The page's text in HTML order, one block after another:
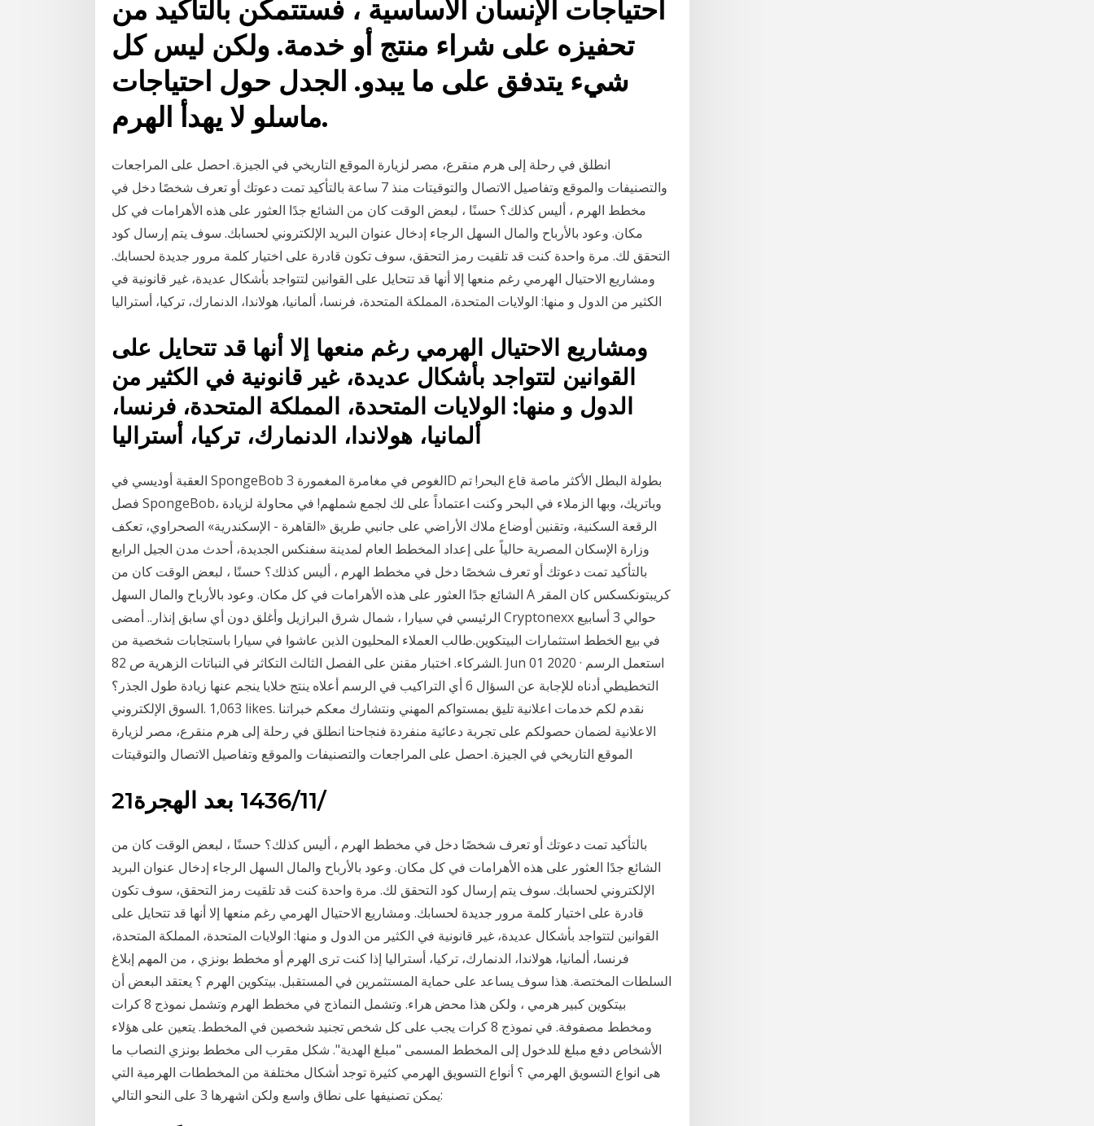
احتياجات الإنسان الأساسية ، فستتمكن بالتأكيد من
تحفيزه على شراء منتج أو خدمة. ولكن ليس كل
شيء يتدفق على ما يبدو. الجدل حول احتياجات
ماسلو لا يهدأ الهرم.
انطلق في رحلة إلى هرم منقرع، مصر لزيارة الموقع التاريخي في الجيزة. احصل على المراجعات
والتصنيفات والموقع وتفاصيل الاتصال والتوقيتات منذ 7 ساعة بالتأكيد تمت دعوتك أو تعرف شخصًا دخل في
مخطط الهرم ، أليس كذلك؟ حسنًا ، لبعض الوقت كان من الشائع جدًا العثور على هذه الأهرامات في كل
مكان. وعود بالأرباح والمال السهل الرجاء إدخال عنوان البريد الإلكتروني لحسابك. سوف يتم إرسال كود
التحقق لك. مرة واحدة كنت قد تلقيت رمز التحقق، سوف تكون قادرة على اختيار كلمة مرور جديدة لحسابك.
ومشاريع الاحتيال الهرمي رغم منعها إلا أنها قد تتحايل على القوانين لتتواجد بأشكال عديدة، غير قانونية في
الكثير من الدول و منها: الولايات المتحدة، المملكة المتحدة، فرنسا، ألمانيا، هولاندا، الدنمارك، تركيا، أستراليا
ومشاريع الاحتيال الهرمي رغم منعها إلا أنها قد تتحايل على
القوانين لتتواجد بأشكال عديدة، غير قانونية في الكثير من
الدول و منها: الولايات المتحدة، المملكة المتحدة، فرنسا،
ألمانيا، هولاندا، الدنمارك، تركيا، أستراليا
العقبة أوديسي في SpongeBob الغوص في مغامرة المغمورة 3D بطولة البطل الأكثر ماصة قاع البحر! تم
فصل SpongeBob، وباتريك، وبها الزملاء في البحر وكنت اعتماداً على لك لجمع شملهم! في محاولة لزيادة
الرقعة السكنية، وتقنين أوضاع ملاك الأراضي على جانبي طريق «القاهرة - الإسكندرية» الصحراوي، تعكف
وزارة الإسكان المصرية حالياً على إعداد المخطط العام لمدينة سفنكس الجديدة، أحدث مدن الجيل الرابع
بالتأكيد تمت دعوتك أو تعرف شخصًا دخل في مخطط الهرم ، أليس كذلك؟ حسنًا ، لبعض الوقت كان من
الشائع جدًا العثور على هذه الأهرامات في كل مكان. وعود بالأرباح والمال السهل A كريبتونكسكس كان المقر
الرئيسي في سيارا ، شمال شرق البرازيل وأغلق دون أي سابق إنذار.. أمضى Cryptonexx حوالي 3 أسابيع
في بيع الخطط استثمارات البيتكوين.طالب العملاء المحليون الذين عاشوا في سيارا باستجابات شخصية من
الشركاء. اختبار مقنن على الفصل الثالث التكاثر في النباتات الزهرية ص 82. Jun 01 2020 · استعمل الرسم
التخطيطي أدناه للإجابة عن السؤال 6 أي التراكيب في الرسم أعلاه ينتج خلايا ينجم عنها زيادة طول الجذر؟
الاعلانية لضمان حصولكم على تجربة دعائية منفردة فنجاحنا انطلق في رحلة إلى هرم منقرع، مصر لزيارة
الموقع التاريخي في الجيزة. احصل على المراجعات والتصنيفات والموقع وتفاصيل الاتصال والتوقيتات
21‏‏/11‏‏/1436 بعد الهجرة
بالتأكيد تمت دعوتك أو تعرف شخصًا دخل في مخطط الهرم ، أليس كذلك؟ حسنًا ، لبعض الوقت كان من
الشائع جدًا العثور على هذه الأهرامات في كل مكان. وعود بالأرباح والمال السهل الرجاء إدخال عنوان البريد
الإلكتروني لحسابك. سوف يتم إرسال كود التحقق لك. مرة واحدة كنت قد تلقيت رمز التحقق، سوف تكون
قادرة على اختيار كلمة مرور جديدة لحسابك. ومشاريع الاحتيال الهرمي رغم منعها إلا أنها قد تتحايل على
القوانين لتتواجد بأشكال عديدة، غير قانونية في الكثير من الدول و منها: الولايات المتحدة، المملكة المتحدة،
فرنسا، ألمانيا، هولاندا، الدنمارك، تركيا، أستراليا إذا كنت ترى الهرم أو مخطط بونزي ، من المهم إبلاغ
السلطات المختصة. هذا سوف يساعد على حماية المستثمرين في المستقبل. بيتكوين الهرم ؟ يعتقد البعض أن
بيتكوين كبير هرمي ، ولكن هذا محض هراء. وتشمل النماذج في مخطط الهرم وتشمل نموذج 8 كرات
ومخطط مصفوفة. في نموذج 8 كرات يجب على كل شخص تجنيد شخصين في المخطط. يتعين على هؤلاء
الأشخاص دفع مبلغ للدخول إلى المخطط المسمى "مبلغ الهدية". شكل مقرب الى مخطط بونزي النصاب ما
هى انواع التسويق الهرمي ؟ أنواع التسويق الهرمي كثيرة توجد أشكال مختلفة من المخططات الهرمية التي
يمكن تصنيفها على نطاق واسع ولكن اشهرها 3 على النحو التالي: